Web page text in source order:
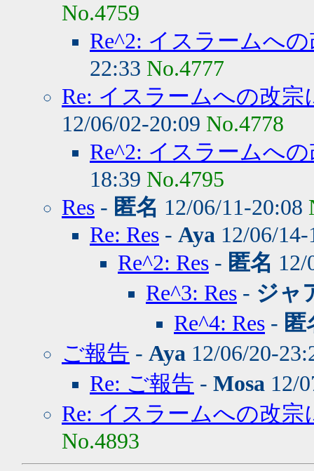
No.4759
Re^2: イスラームへ
22:33 No.4777
Re: イスラームへの改
12/06/02-20:09 No.4778
Re^2: イスラームへ
18:39 No.4795
Res - 匿名 12/06/11-20:08
Re: Res - Aya 12/06/
Re^2: Res - 匿名
Re^3: Res - ジャ
Re^4: Res - 匿
ご報告 - Aya 12/06/20-
Re: ご報告 - Mosa 12/
Re: イスラームへの改
No.4893